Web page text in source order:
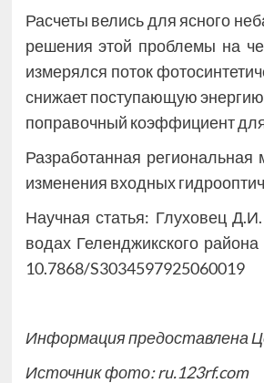
Расчеты велись для ясного
решения этой проблемы на
измерялся поток
снижает поступающую
поправочный коэффициент
Разработанная
изменения входных
Научная статья: Глуховец
водах Геленджикского
10.7868/S3034597925060019
Информация предоставлена
Источник фото: ru.123rf.com